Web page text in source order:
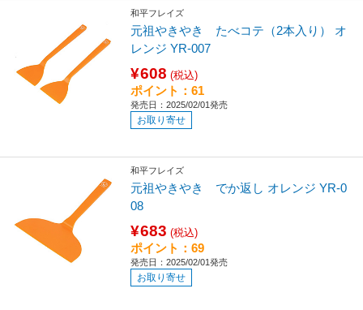
和平フレイズ
元祖やきやき たべコテ（2本入り） オ
レンジ YR-007
¥608 (税込)
ポイント：61
発売日：2025/02/01発売
お取り寄せ
和平フレイズ
元祖やきやき でか返し オレンジ YR-0
08
¥683 (税込)
ポイント：69
発売日：2025/02/01発売
お取り寄せ